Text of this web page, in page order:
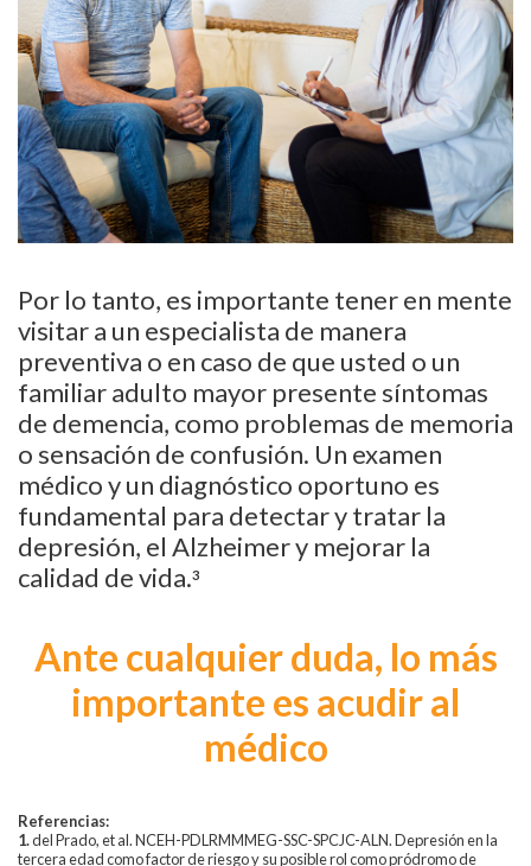
Por lo tanto, es importante tener en mente
visitar a un especialista de manera
preventiva o en caso de que usted o un
familiar adulto mayor presente síntomas
de demencia, como problemas de memoria
o sensación de confusión. Un examen
médico y un diagnóstico oportuno es
fundamental para detectar y tratar la
depresión, el Alzheimer y mejorar la
calidad de vida.3
Ante cualquier duda, lo más
importante es acudir al
médico
Referencias:
1.del Prado, et al. NCEH-PDLRMMMEG-SSC-SPCJC-ALN. Depresión en la
tercera edad como factor de riesgo y su posible rol como pródromo de